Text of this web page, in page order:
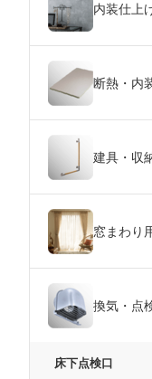
内装仕上
断熱・内
建具・収
窓まわり
換気・点
床下点検口